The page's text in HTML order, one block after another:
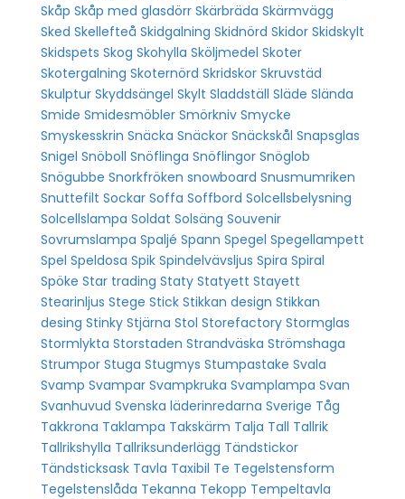
Skåp Skåp med glasdörr Skärbräda Skärmvägg
Sked Skellefteå Skidgalning Skidnörd Skidor Skidskylt
Skidspets Skog Skohylla Sköljmedel Skoter
Skotergalning Skoternörd Skridskor Skruvstäd
Skulptur Skyddsängel Skylt Sladdställ Släde Slända
Smide Smidesmöbler Smörkniv Smycke
Smyskesskrin Snäcka Snäckor Snäckskål Snapsglas
Snigel Snöboll Snöflinga Snöflingor Snöglob
Snögubbe Snorkfröken snowboard Snusmumriken
Snuttefilt Sockar Soffa Soffbord Solcellsbelysning
Solcellslampa Soldat Solsäng Souvenir
Sovrumslampa Spaljé Spann Spegel Spegellampett
Spel Speldosa Spik Spindelvävsljus Spira Spiral
Spöke Star trading Staty Statyett Stayett
Stearinljus Stege Stick Stikkan design Stikkan
desing Stinky Stjärna Stol Storefactory Stormglas
Stormlykta Storstaden Strandväska Strömshaga
Strumpor Stuga Stugmys Stumpastake Svala
Svamp Svampar Svampkruka Svamplampa Svan
Svanhuvud Svenska läderinredarna Sverige Tåg
Takkrona Taklampa Takskärm Talja Tall Tallrik
Tallrikshylla Tallriksunderlägg Tändstickor
Tändsticksask Tavla Taxibil Te Tegelstensform
Tegelstenslåda Tekanna Tekopp Tempeltavla